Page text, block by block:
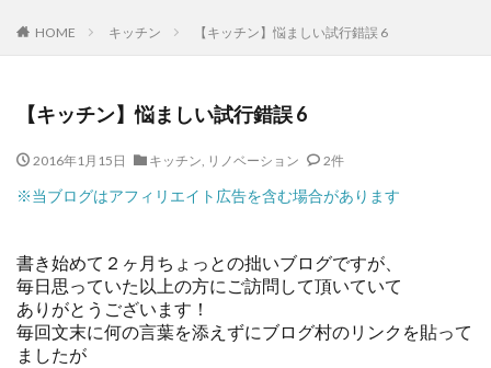
HOME キッチン 【キッチン】悩ましい試行錯誤 6
【キッチン】悩ましい試行錯誤 6
2016年1月15日 キッチン, リノベーション 2件
※当ブログはアフィリエイト広告を含む場合があります
書き始めて２ヶ月ちょっとの拙いブログですが、
毎日思っていた以上の方にご訪問して頂いていて
ありがとうございます！
毎回文末に何の言葉を添えずにブログ村のリンクを貼って
ましたが